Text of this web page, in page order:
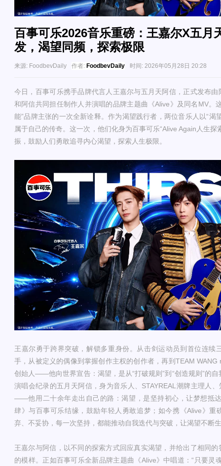
百事可乐2026音乐重磅：王嘉尔X五月
发，渴望同频，探索极限
来源: FoodbevDaily 作者: FoodbevDaily 时间: 2026年05月28日 20:28
今日，百事可乐携手品牌代言人王嘉尔与五月天阿信 ， 正式发布由
和阿信共同担任制作人并演唱的品牌主题曲《Alive》及同名MV。
能”品牌主张的一次全新诠释。作为渴望践行者，两位音乐人以“渴
属于自己的传奇。这一次，他们化身为百事可乐“Alive Again人生探
振 ， 鼓励人们勇敢追寻内心渴望，探索人生极限 。
王嘉尔勇于跨界突破 ，解锁多重身份。从击剑运动员到首位连续
手，从被定义的偶像到掌握创作主权的创作者，再到 TEAM WANG
创始人——他向世界宣告：渴望，是从“打破规则”到“创造规则”的
演唱会纪录的五月天阿信，身为音乐人、STAYREAL潮牌主理人
——他用二十余年走出自己的路：渴望，是坚持初心，让梦想抵
肆》与百事可乐结缘，鼓励年轻人勇敢追梦；如今携《Alive》
弃、不妥协，每一次坚持，都能推动自我迭代与突破，让渴望不断
王嘉尔与阿信，以不同的探索方式回应真实渴望， 并给出了相同的
的模样。 正如百事可乐全新品牌主题曲《Alive》中唱道：“ 只要灵